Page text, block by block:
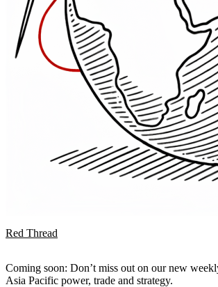
Red Thread
Coming soon: Don’t miss out on our new
Asia Pacific power, trade and strategy.